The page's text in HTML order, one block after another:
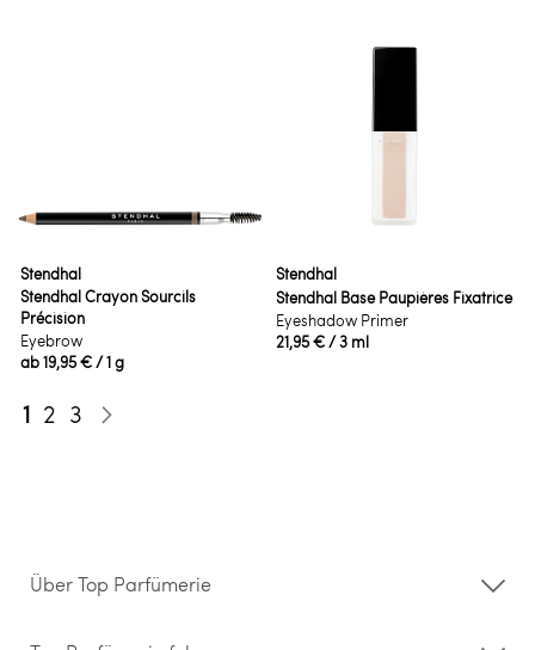
Stendhal
Stendhal Crayon Sourcils
Précision
Eyebrow
ab19,95 €/ 1 g
Stendhal
Stendhal Base Paupières Fixatrice
Eyeshadow Primer
21,95 €/ 3 ml
Seite
Sie lesen gerade die Seite
1 Seite
2 Seite
3
Über Top Parfümerie
Storefinder